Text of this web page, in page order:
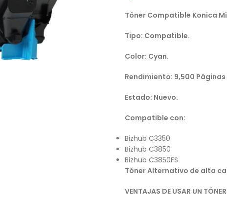
Tóner Compatible Konica
Tipo: Compatible.
Color: Cyan.
Rendimiento: 9,500 Páginas
Estado: Nuevo.
Compatible con:
Bizhub C3350
Bizhub C3850
Bizhub C3850FS
Tóner Alternativo de alta
VENTAJAS DE USAR UN